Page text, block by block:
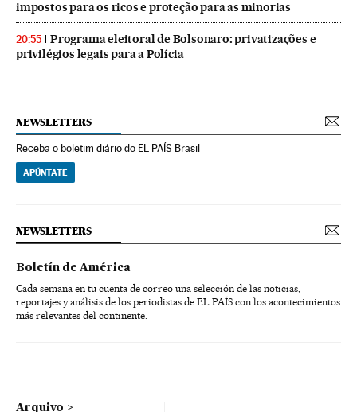
impostos para os ricos e proteção para as minorias
20:55
Programa eleitoral de Bolsonaro: privatizações e
privilégios legais para a Polícia
NEWSLETTERS
Receba o boletim diário do EL PAÍS Brasil
APÚNTATE
NEWSLETTERS
Boletín de América
Cada semana en tu cuenta de correo una selección de las noticias,
reportajes y análisis de los periodistas de EL PAÍS con los acontecimientos
más relevantes del continente.
Arquivo